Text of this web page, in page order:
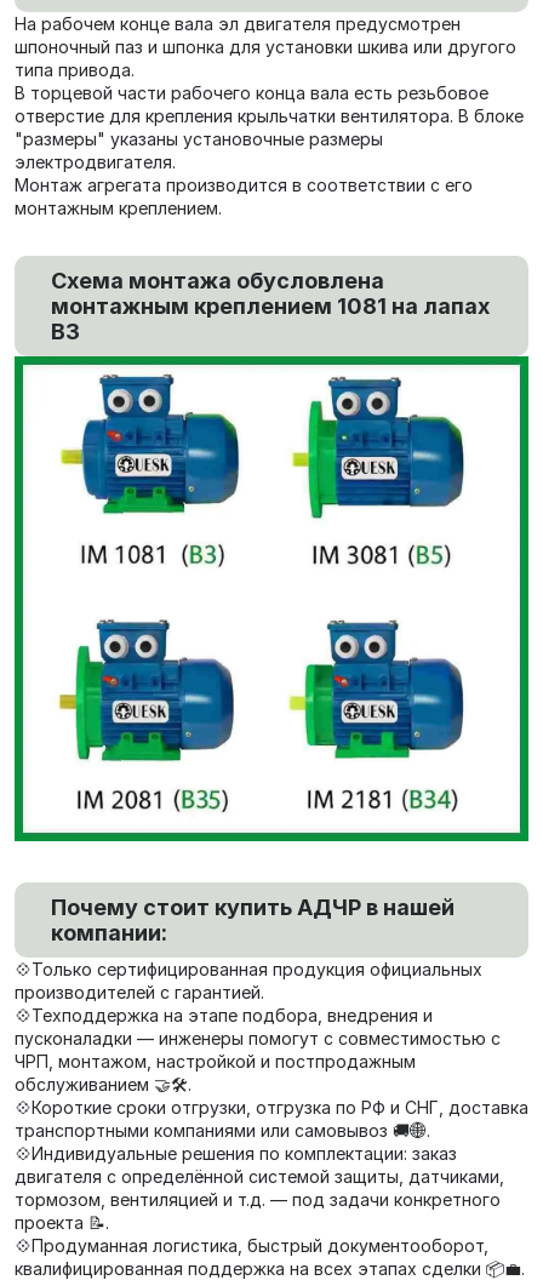
На рабочем конце вала эл двигателя предусмотрен
шпоночный паз и шпонка для установки шкива или другого
типа привода.
В торцевой части рабочего конца вала есть резьбовое
отверстие для крепления крыльчатки вентилятора. В блоке
"размеры" указаны установочные размеры
электродвигателя.
Монтаж агрегата производится в соответствии с его
монтажным креплением.
Схема монтажа обусловлена
монтажным креплением 1081 на лапах
В3
Почему стоит купить АДЧР в нашей
компании:
💠Только сертифицированная продукция официальных
производителей с гарантией.
💠Техподдержка на этапе подбора, внедрения и
пусконаладки — инженеры помогут с совместимостью с
ЧРП, монтажом, настройкой и постпродажным
обслуживанием 🤝🛠️.
💠Короткие сроки отгрузки, отгрузка по РФ и СНГ, доставка
транспортными компаниями или самовывоз 🚚🌐.
💠Индивидуальные решения по комплектации: заказ
двигателя с определённой системой защиты, датчиками,
тормозом, вентиляцией и т.д. — под задачи конкретного
проекта 📝.
💠Продуманная логистика, быстрый документооборот,
квалифицированная поддержка на всех этапах сделки 📦💼.